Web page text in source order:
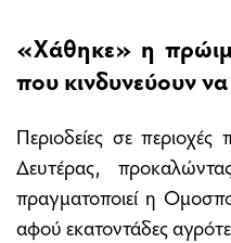
«Χάθηκε» η
που κινδυνεύουν
Περιοδείες σε
Δευτέρας,
πραγματοποιεί η
αφού εκατοντάδες